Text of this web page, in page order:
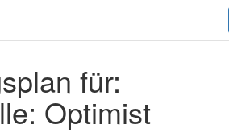
für:
Optimist